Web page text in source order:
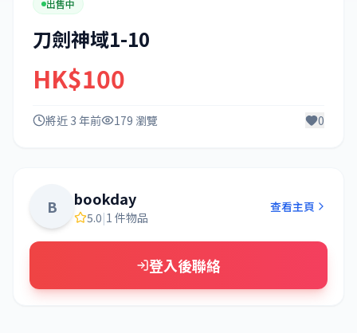
出售中
刀劍神域1-10
HK$100
將近 3 年前 179 瀏覽 0
B bookday
5.0|1 件物品
查看主頁
登入後聯絡